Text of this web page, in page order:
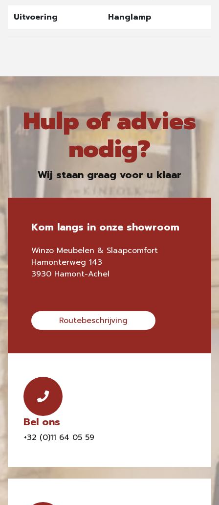
Uitvoering
Hanglamp
Hulp of advies
nodig?
Wij staan graag voor u klaar
Kom langs in onze showroom
Winzo Meubelen & Slaapcomfort
Hamonterweg 143
3930 Hamont-Achel
Routebeschrijving
Bel ons
+32 (0)11 64 05 59